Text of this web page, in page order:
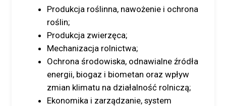
Produkcja roślinna, nawożenie i ochrona
roślin;
Produkcja zwierzęca;
Mechanizacja rolnictwa;
Ochrona środowiska, odnawialne źródła
energii, biogaz i biometan oraz wpływ
zmian klimatu na działalność rolniczą;
Ekonomika i zarządzanie, system